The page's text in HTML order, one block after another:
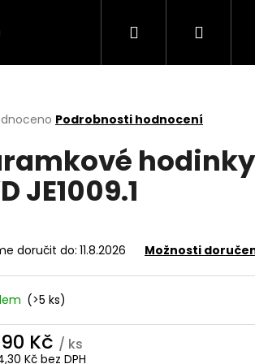
Hledat
Podrobnosti hodnocení
hodinky
JE1009.1
doručit do: 11.8.2026 Možnosti
(>5 ks)
Kč / ks
Kč bez DPH